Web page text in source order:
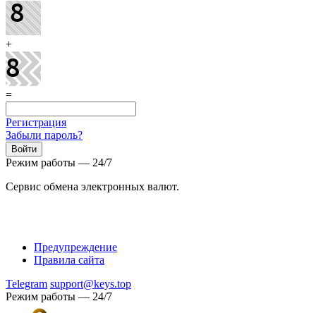
+
=
Регистрация
Забыли пароль?
Режим работы — 24/7
Сервис обмена электронных валют.
Предупреждение
Правила сайта
Telegram support@keys.top
Режим работы — 24/7